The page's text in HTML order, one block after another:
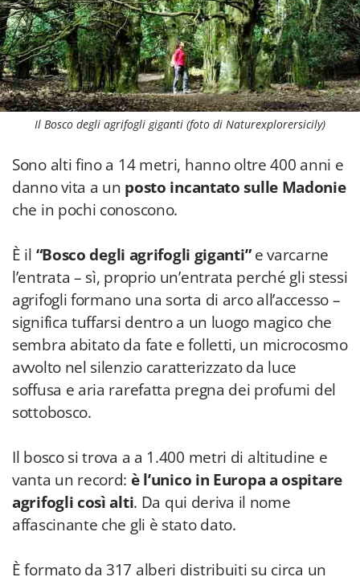
Il Bosco degli agrifogli giganti (foto di Naturexplorersicily)
Sono alti fino a 14 metri, hanno oltre 400 anni e
danno vita a un posto incantato sulle Madonie
che in pochi conoscono.
È il “Bosco degli agrifogli giganti”e varcarne
l’entrata – sì, proprio un’entrata perché gli stessi
agrifogli formano una sorta di arco all’accesso –
significa tuffarsi dentro a un luogo magico che
sembra abitato da fate e folletti, un microcosmo
avvolto nel silenzio caratterizzato da luce
soffusa e aria rarefatta pregna dei profumi del
sottobosco.
Il bosco si trova a a 1.400 metri di altitudine e
vanta un record: è l’unico in Europa a ospitare
agrifogli così alti. Da qui deriva il nome
affascinante che gli è stato dato.
È formato da 317 alberi distribuiti su circa un